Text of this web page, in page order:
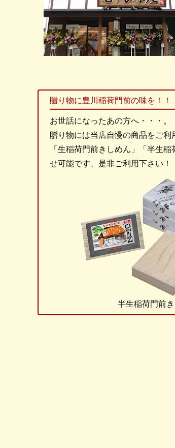
贈り物に豊川稲荷門前の味を！！
お世話になったあの方へ・・・。
贈り物には当店自慢の商品をご利
「生稲荷門前きしめん」「半生
せ可能です、是非ご利用下さい！
半生稲荷門前